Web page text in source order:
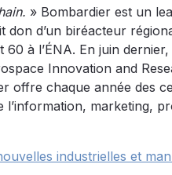
» Bombardier est un
don d’un biréacteur
60 à l’ÉNA. En juin
Innovation and
offre chaque année des
l’information, marketing,
industrielles et